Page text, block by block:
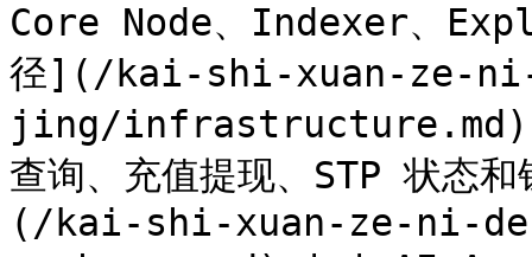
Core Node、Indexer、
径](/kai-shi-xuan-ze-
jing/infrastructure.md) |
查询、充值提现、STP 状态
(/kai-shi-xuan-ze-ni-